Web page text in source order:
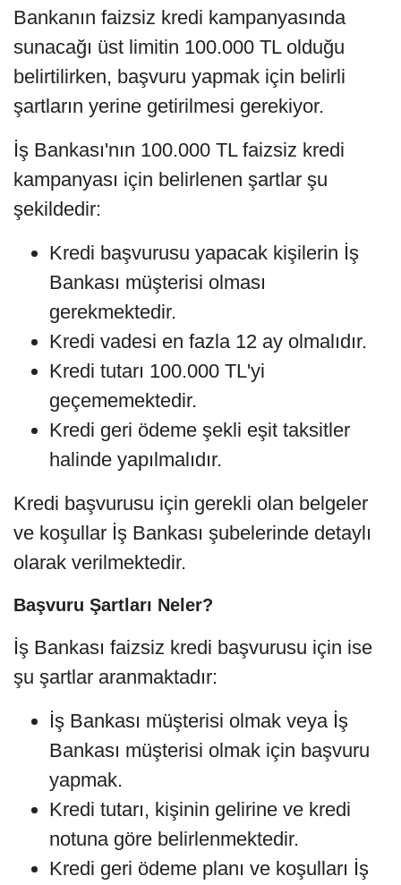
Bankanın faizsiz kredi kampanyasında
sunacağı üst limitin 100.000 TL olduğu
belirtilirken, başvuru yapmak için belirli
şartların yerine getirilmesi gerekiyor.
İş Bankası'nın 100.000 TL faizsiz kredi
kampanyası için belirlenen şartlar şu
şekildedir:
Kredi başvurusu yapacak kişilerin İş
Bankası müşterisi olması
gerekmektedir.
Kredi vadesi en fazla 12 ay olmalıdır.
Kredi tutarı 100.000 TL'yi
geçememektedir.
Kredi geri ödeme şekli eşit taksitler
halinde yapılmalıdır.
Kredi başvurusu için gerekli olan belgeler
ve koşullar İş Bankası şubelerinde detaylı
olarak verilmektedir.
Başvuru Şartları Neler?
İş Bankası faizsiz kredi başvurusu için ise
şu şartlar aranmaktadır:
İş Bankası müşterisi olmak veya İş
Bankası müşterisi olmak için başvuru
yapmak.
Kredi tutarı, kişinin gelirine ve kredi
notuna göre belirlenmektedir.
Kredi geri ödeme planı ve koşulları İş